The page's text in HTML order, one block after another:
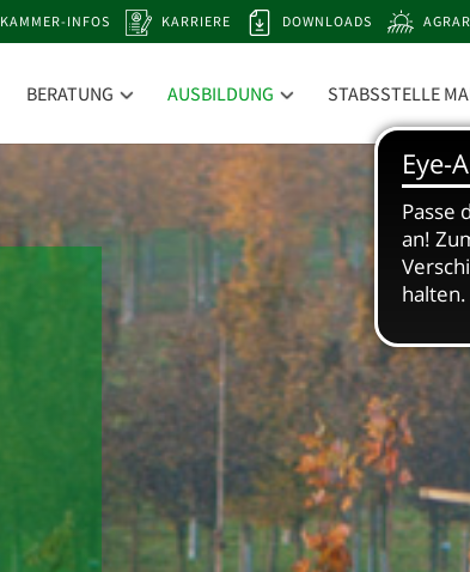
KAMMER-INFOS KARRIERE DOWNLOADS
BERATUNG AUSBILDUNG STABSSTELLE